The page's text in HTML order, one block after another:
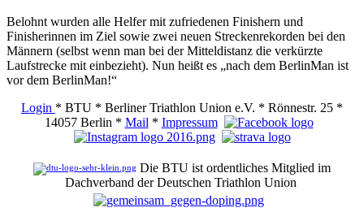
Belohnt wurden alle Helfer mit zufriedenen Finishern und
Finisherinnen im Ziel sowie zwei neuen Streckenrekorden bei den
Männern (selbst wenn man bei der Mitteldistanz die verkürzte
Laufstrecke mit einbezieht). Nun heißt es „nach dem BerlinMan ist
vor dem BerlinMan!“
Login * BTU * Berliner Triathlon Union e.V. * Rönnestr. 25 *
14057 Berlin * Mail * Impressum
Die BTU ist ordentliches Mitglied im
Dachverband der Deutschen Triathlon Union